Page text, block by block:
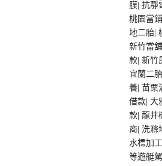
膜 |抗靜
桃園當鋪
地二胎 |
新竹當舖
款 |新竹
宜蘭二
養 |苗栗
借款 |大
款 |龍井
商 洗滌
水標加工
等遊艇